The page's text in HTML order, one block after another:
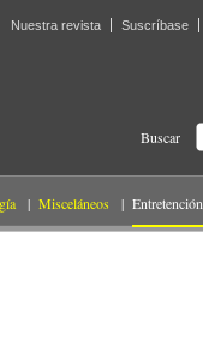
Nuestra revista Suscríbase
Buscar
| Misceláneos | Entretención